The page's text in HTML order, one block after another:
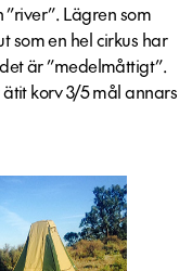
Lägren som
som en hel cirkus har
är ”medelmåttigt”.
korv 3/5 mål annars